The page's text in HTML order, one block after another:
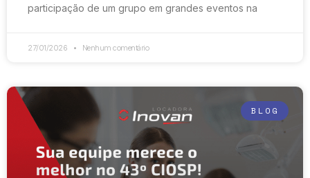
participação de um grupo em grandes eventos na
27/01/2026 Nenhum comentário
BLOG